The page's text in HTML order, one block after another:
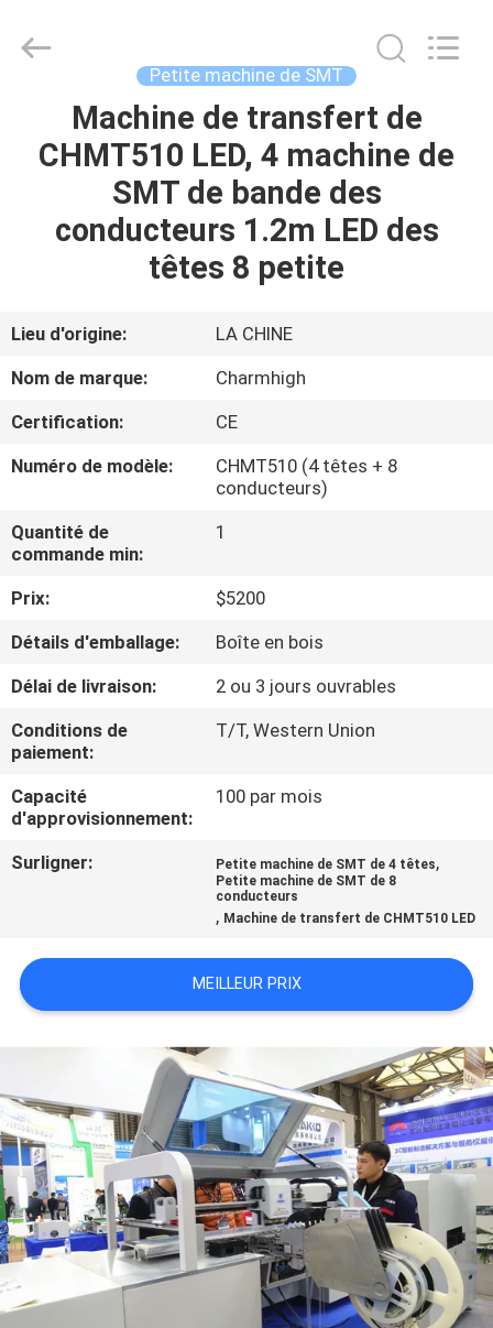
MAISON
PRODUITS
À
PROPOS
NOUS
DE
L'USINE
CONTRÔLE
QUALITÉ
CONTACTEZ-
NOUS
NOUVELLES
ON
LINE
CARTE
DU
SITE
POLITIQUE
DE
CONFIDENTIALITÉ
CHARMHIGH
TECHNOLOGY
Petite machine de SMT
Machine de transfert de
CHMT510 LED, 4 machine de
SMT de bande des
conducteurs 1.2m LED des
têtes 8 petite
Lieu d'origine:
LA CHINE
Nom de marque:
Charmhigh
Certification:
CE
Numéro de modèle:
CHMT510 (4 têtes + 8
conducteurs)
Quantité de
commande min:
1
Prix:
$5200
Détails d'emballage:
Boîte en bois
Délai de livraison:
2 ou 3 jours ouvrables
Conditions de
paiement:
T/T, Western Union
Capacité
d'approvisionnement:
100 par mois
Surligner: Petite machine de SMT de 4 têtes,
Petite machine de SMT de 8
conducteurs
, Machine de transfert de CHMT510 LED
MEILLEUR PRIX